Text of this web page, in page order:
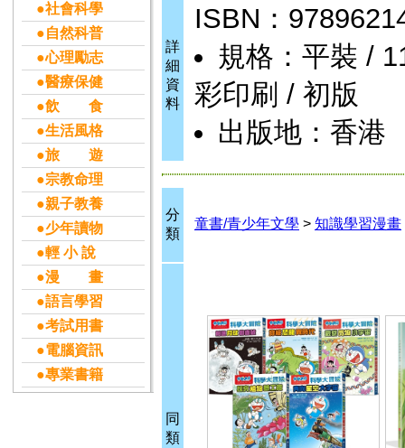
●社會科學
●自然科普
●心理勵志
●醫療保健
●飲 食
●生活風格
●旅 遊
●宗教命理
●親子教養
●少年讀物
●輕 小 說
●漫 畫
●語言學習
●考試用書
●電腦資訊
●專業書籍
詳
細
資
料
ISBN：
規格：平裝 /
彩印刷 / 初版
出版地：香港
分
類
童書/青少年文學 > 知識學習漫畫
同
類